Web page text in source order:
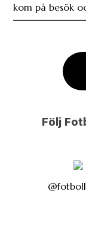
kom på besök
Följ